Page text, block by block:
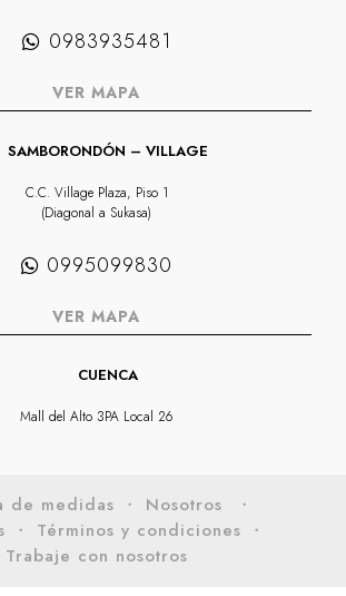
0983935481
VER MAPA
SAMBORONDÓN – VILLAGE
C.C. Village Plaza, Piso 1
(Diagonal a Sukasa)
0995099830
VER MAPA
CUENCA
Mall del Alto 3PA Local 26
de medidas ・ Nosotros
・
・ Términos y condiciones ・
Trabaje con nosotros